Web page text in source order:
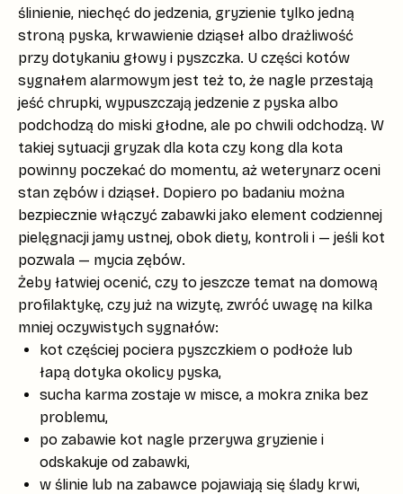
ślinienie, niechęć do jedzenia, gryzienie tylko jedną
stroną pyska, krwawienie dziąseł albo drażliwość
przy dotykaniu głowy i pyszczka. U części kotów
sygnałem alarmowym jest też to, że nagle przestają
jeść chrupki, wypuszczają jedzenie z pyska albo
podchodzą do miski głodne, ale po chwili odchodzą. W
takiej sytuacji gryzak dla kota czy kong dla kota
powinny poczekać do momentu, aż weterynarz oceni
stan zębów i dziąseł. Dopiero po badaniu można
bezpiecznie włączyć zabawki jako element codziennej
pielęgnacji jamy ustnej, obok diety, kontroli i — jeśli kot
pozwala — mycia zębów.
Żeby łatwiej ocenić, czy to jeszcze temat na domową
profilaktykę, czy już na wizytę, zwróć uwagę na kilka
mniej oczywistych sygnałów:
kot częściej pociera pyszczkiem o podłoże lub
łapą dotyka okolicy pyska,
sucha karma zostaje w misce, a mokra znika bez
problemu,
po zabawie kot nagle przerywa gryzienie i
odskakuje od zabawki,
w ślinie lub na zabawce pojawiają się ślady krwi,